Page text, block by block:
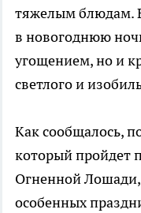
тяжелым блюдам.
в новогоднюю
угощением, но и
светлого и
Как сообщалось,
который пройдет
Огненной Лошади,
особенных